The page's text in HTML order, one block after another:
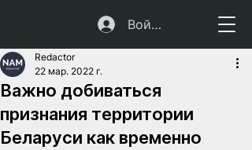
Войти
Важно добиваться
признания территории
Беларуси как временно
Redactor
22 мар. 2022 г.